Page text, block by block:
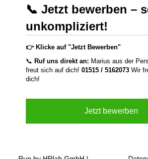
📞 Jetzt bewerben –
unkompliziert!
👉 Klicke auf "Jetzt Bewerben"
📞 Ruf uns direkt an: Marius aus der
freut sich auf dich!01515 / 5162073Wir
dich!
Jetzt bewerben